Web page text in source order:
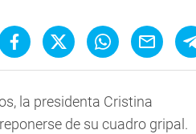
la presidenta Cristina
de su cuadro gripal.